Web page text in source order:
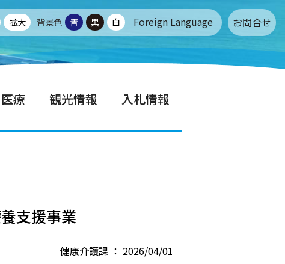
拡大 背景色 青 黒 白 Foreign Language お問合せ
療 観光情報 入札情報
支援事業
健康介護課 ： 2026/04/01